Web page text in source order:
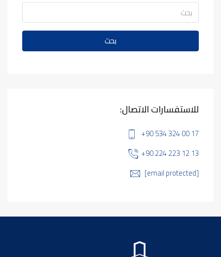
بحث
للاستفسارات الاتصال:
+90 534 324 00 17
+90 224 223 12 13
[email protected]